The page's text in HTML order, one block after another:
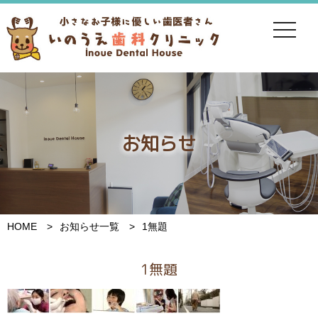
toggle
お知らせ
HOME お知らせ一覧 1無題
1無題